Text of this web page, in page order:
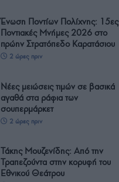
Ένωση Ποντίων Πολίχνης: 15ες
Ποντιακές Μνήμες 2026 στο
πρώην Στρατόπεδο Καρατάσιου
2 ώρες πριν
Νέες μειώσεις τιμών σε βασικά
αγαθά στα ράφια των
σουπερμάρκετ
2 ώρες πριν
Τάκης Μουζενίδης: Από την
Τραπεζούντα στην κορυφή του
Εθνικού Θεάτρου